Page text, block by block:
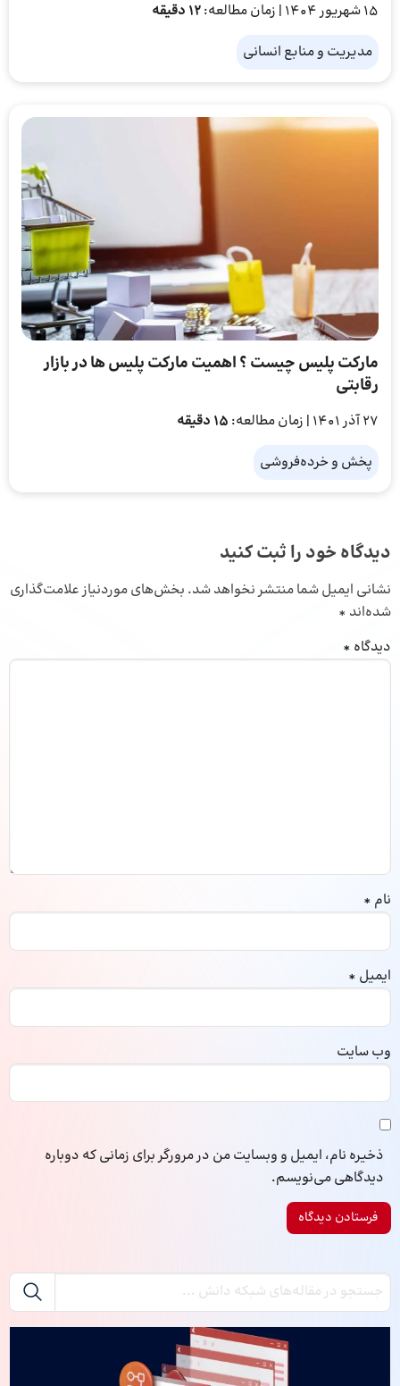
15 شهریور 1404 | زمان مطالعه:12 دقیقه
مدیریت و منابع انسانی
مارکت پلیس چیست ؟ اهمیت مارکت پلیس‌ ها در بازار
رقابتی
27 آذر 1401 | زمان مطالعه: ۱۵ دقیقه
پخش و خرده‌فروشی
دیدگاه خود را ثبت کنید
نشانی ایمیل شما منتشر نخواهد شد. بخش‌های موردنیاز علامت‌گذاری
شده‌اند *
دیدگاه *
نام *
ایمیل *
وب‌ سایت
ذخیره نام، ایمیل و وبسایت من در مرورگر برای زمانی که دوباره
دیدگاهی می‌نویسم.